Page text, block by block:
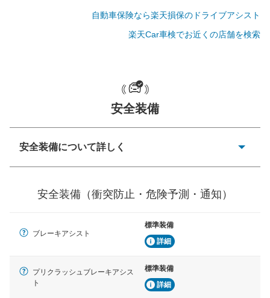
一般的な荷物のサイズの目安
自動車保険なら楽天損保のドライブアシスト
楽天Car車検でお近くの店舗を検索
安全装備
安全装備について詳しく
ーキアシスト、ABSなどが装備されています。
見えにくい場所に潜む危険を予測・通知するためのシス
テムなどが装備されています。
車線のはみだしやふらつきを防止するためにレーンキー
プアシストなどが装備されています
安全装備（衝突防止・危険予測・通知）
ブレーキアシスト
標準装備
詳細
プリクラッシュブレーキアシス
ト
標準装備
詳細